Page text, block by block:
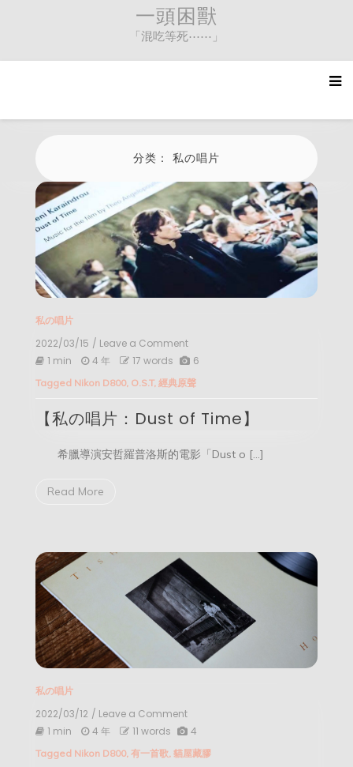
一頭困獸
「混吃等死⋯⋯」
分类： 私の唱片
私の唱片
2022/03/15 / Leave a Commenton
【私
唱
Dust
of
1 min 4 年 17 words 6
Tagged Nikon D800, O.S.T, 經典原聲
【私の唱片：Dust of Time】
希臘導演安哲羅普洛斯的電影「Dust o […]
Read More
私の唱片
2022/03/12 / Leave a Commenton
【私
唱
1 min 4 年 11 words 4
Tagged Nikon D800, 有一首歌, 貓屋藏膠